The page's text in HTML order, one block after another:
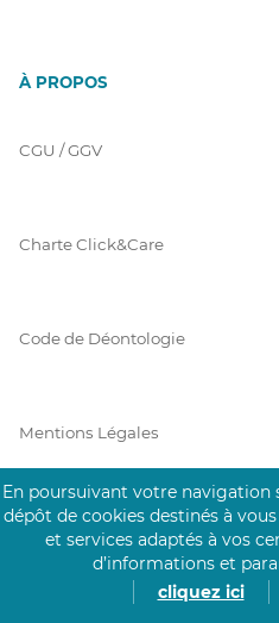
À PROPOS
CGU / GGV
Charte Click&Care
Code de Déontologie
Mentions Légales
Prérequis Click&Care
En poursuivant votre navigation
dépôt de cookies destinés à
et services adaptés à vos
d’informations et
cliquez ici